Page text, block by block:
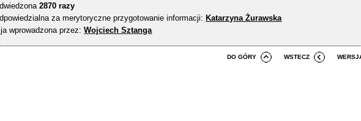
2870 razy
za merytoryczne przygotowanie informacji: Katarzyna Żurawska
wprowadzona przez:Wojciech Sztanga
DO GÓRY WSTECZ